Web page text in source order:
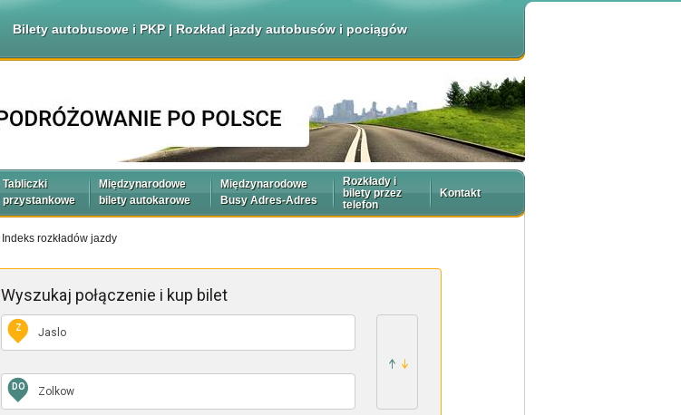
Bilety autobusowe i PKP | Rozkład jazdy autobusów i pociągów
Tabliczki
przystankowe
Międzynarodowe
bilety autokarowe
Międzynarodowe
Busy Adres-Adres
Rozkłady i
bilety przez
telefon
Kontakt
Indeks rozkładów jazdy
Wyszukaj połączenie i kup bilet
Z
DO